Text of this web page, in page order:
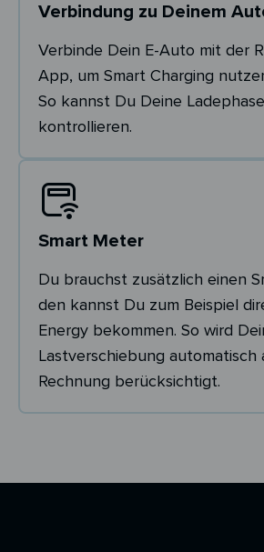
Verbindung zu Deinem
Verbinde Dein E-Auto mit der
App, um Smart Charging
So kannst Du Deine
kontrollieren.
Smart Meter
Du brauchst zusätzlich einen
den kannst Du zum Beispiel
Energy bekommen. So wird
Lastverschiebung automatisch
Rechnung berücksichtigt.